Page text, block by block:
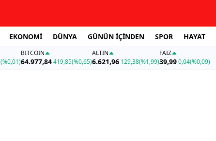
EKONOMİ DÜNYA GÜNÜN İÇİNDEN SPOR HAYAT
(%0,01)
BITCOIN
64.977,84419,85(%0,65)
ALTIN
6.621,96 129,38(%1,99)
FAİZ
39,990,04(%0,09)